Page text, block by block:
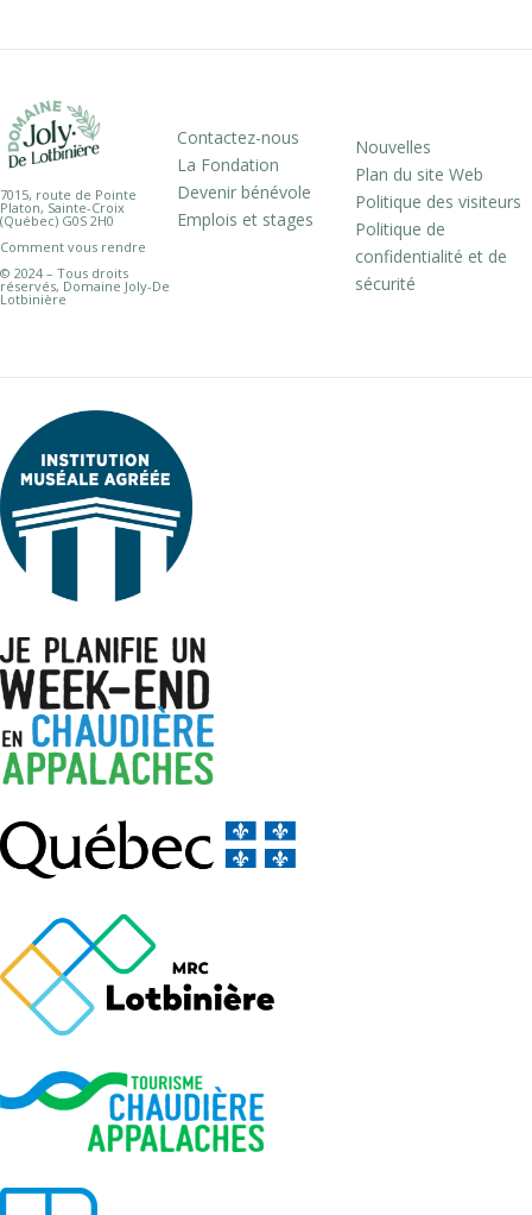
7015, route de Pointe
Platon, Sainte-Croix
(Québec) G0S 2H0
Comment vous rendre
© 2024 – Tous droits
réservés, Domaine Joly-De
Lotbinière
Contactez-nous
La Fondation
Devenir bénévole
Emplois et stages
Nouvelles
Plan du site Web
Politique des visiteurs
Politique de
confidentialité et de
sécurité